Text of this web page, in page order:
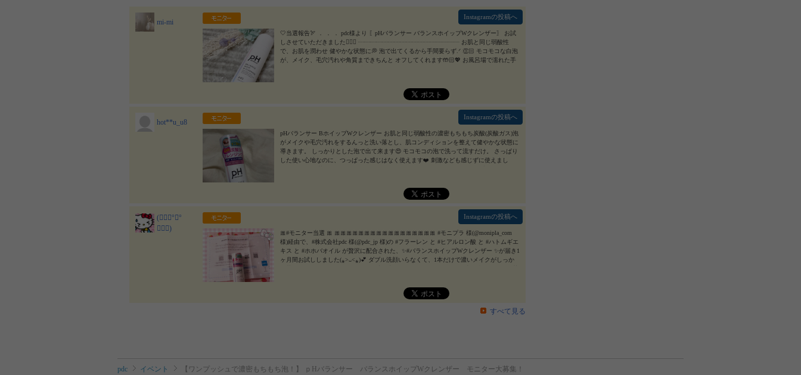
mi-mi
🤍当選報告🏹 ． ． ． pdc様より 〖pHバランサー バランスホイップWクレンザー〗 お試
しさせていただきました😶‍🌫️🤍 ┄┄┄┄┈┈┈┈┈┈┈┈┈┈┈┈┈ お肌と同じ弱酸性
で、お肌を潤わせ 健やかな状態に💭 泡で出てくるから手間要らず.ᐟ 👏🏻 モコモコな白泡
が、メイク、毛穴汚れや角質まできちんと オフしてくれます🤲🏻💖 お風呂場で濡れた手
合されていて 乾燥肌や敏感肌の方でも安心してお使い いただけます🥰 ハーバルアロマ
の香りがとても良くて リラックスできます🌬💐 ┈┈┈┈┈┈┈┈┈┈┈┈┈┈┈┈┈ も
湿成分たっぷりなので、洗った後は乾燥することもつっぱることも全くなかったです.ᐟ 翌
日になると、更にお肌がしっとりもちもち肌になっているのが実感できます‪.ᐟ‪.ᐟ😳🤍 使っ
ていく度に毛穴が目立ちにくくなってきて、化粧ノリも本当に良くなりました🥰 これ1本
でクレンジングと洗顔が完了できるので、忙しい朝でも使いやすくて助かってます🙇🏼‍♀️✨
気になった方は是非使用してみてほしいです🤲🏻♡ この度は素敵なご縁を ありがとうご
ざいました😊💫 ． ． ． #ピーエイチバランサー #pHバランサー #炭酸クレンジング #バ
ペーン #プレキャン #敏感肌 #乾燥肌 #クレンジング洗顔 #もちもち肌 #毛穴レス肌 #Omoc
Instagramの投稿へ
hot**u_u8
pHバランサー BホイップWクレンザー お肌と同じ弱酸性の濃密もちもち炭酸(炭酸ガス)泡
がメイクや毛穴汚れをするんっと洗い落とし、肌コンディションを整えて健やかな状態に
導きます。 しっかりとした泡で出て来ます😍 モコモコの泡で洗って流すだけ。 さっぱり
した使い心地なのに、つっぱった感じはなく使えます❤️ 刺激なども感じずに使えまし
#スキンケア #スキンケア好きさんと繋がりたい2021/12/21
Instagramの投稿へ
(๑⃙⃘°⌓°
๑⃙⃘)
🎀#モニター当選 🎀 🎀🎀🎀🎀🎀🎀🎀🎀🎀🎀🎀🎀🎀🎀🎀🎀🎀 #モニプラ 様(@monipla_com
様)経由で、#株式会社pdc 様(@pdc_jp 様)の #フラーレン と #ヒアルロン酸 と #ハトムギエ
キス と #ホホバオイル が贅沢に配合された、✨#バランスホイップWクレンザー ✨が届き1
ヶ月間お試ししました(⁎˃ᴗ˂⁎)💕 ダブル洗顔いらなくて、1本だけで濃いメイクがしっか
はたくさんの応募者の中よりモニターに選んでいただきありがとうございました‎(🎀•͈ᴗ•͈)ᵃʳⁱᵍᵃ
ᵗᵒ➰💖#ピーエイチバランサー #pHバランサー #炭酸クレンジング #バランスホイップW
2021/11/25
Instagramの投稿へ
すべて見る
pdc イベント 【ワンプッシュで濃密もちもち泡！】 ｐHバランサー バランスホイップWクレンザー モニター大募集！